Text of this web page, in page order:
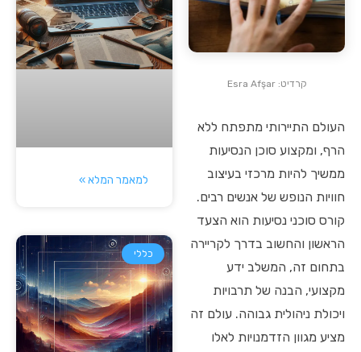
קרדיט: Esra Afşar
העולם התיירותי מתפתח ללא
הרף, ומקצוע סוכן הנסיעות
ממשיך להיות מרכזי בעיצוב
חוויות הנופש של אנשים רבים.
קורס סוכני נסיעות הוא הצעד
הראשון והחשוב בדרך לקריירה
בתחום זה, המשלב ידע
מקצועי, הבנה של תרבויות
ויכולת ניהולית גבוהה. עולם זה
מציע מגוון הזדמנויות לאלו
למאמר המלא »
כללי